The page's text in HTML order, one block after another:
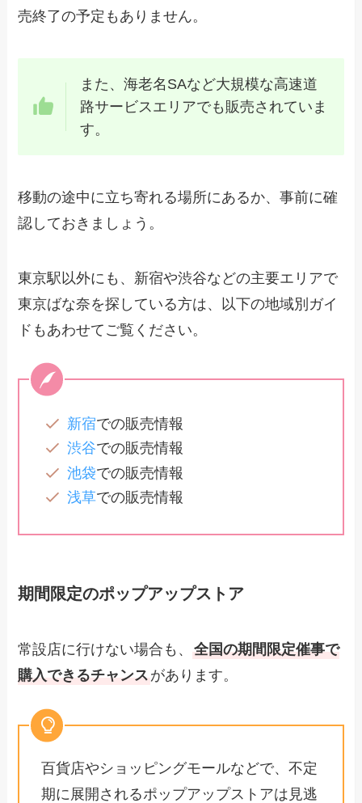
売終了の予定もありません。
また、海老名SAなど大規模な高速道
路サービスエリアでも販売されていま
す。
移動の途中に立ち寄れる場所にあるか、事前に確
認しておきましょう。
東京駅以外にも、新宿や渋谷などの主要エリアで
東京ばな奈を探している方は、以下の地域別ガイ
ドもあわせてご覧ください。
新宿での販売情報
渋谷での販売情報
池袋での販売情報
浅草での販売情報
期間限定のポップアップストア
常設店に行けない場合も、 全国の期間限定催事で
購入できるチャンス があります。
百貨店やショッピングモールなどで、不定
期に展開されるポップアップストアは見逃